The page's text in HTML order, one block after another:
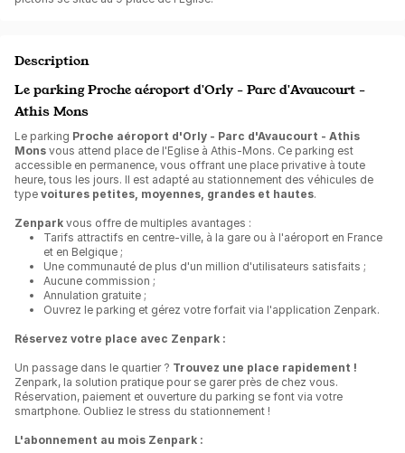
Description
Le parking Proche aéroport d'Orly - Parc d'Avaucourt -
Athis Mons
Le parking Proche aéroport d'Orly - Parc d'Avaucourt - Athis
Mons vous attend place de l'Eglise à Athis-Mons. Ce parking est
accessible en permanence, vous offrant une place privative à toute
heure, tous les jours. Il est adapté au stationnement des véhicules de
type voitures petites, moyennes, grandes et hautes.
Zenpark vous offre de multiples avantages :
Tarifs attractifs en centre-ville, à la gare ou à l'aéroport en France
et en Belgique ;
Une communauté de plus d'un million d'utilisateurs satisfaits ;
Aucune commission ;
Annulation gratuite ;
Ouvrez le parking et gérez votre forfait via l'application Zenpark.
Réservez votre place avec Zenpark :
Un passage dans le quartier ? Trouvez une place rapidement !
Zenpark, la solution pratique pour se garer près de chez vous.
Réservation, paiement et ouverture du parking se font via votre
smartphone. Oubliez le stress du stationnement !
L'abonnement au mois Zenpark :